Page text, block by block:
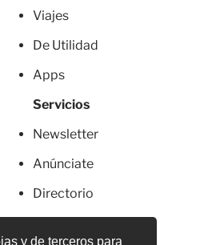
y de terceros para
Viajes
De Utilidad
Apps
Servicios
Newsletter
Anúnciate
Directorio